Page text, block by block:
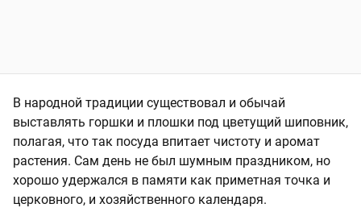
В народной традиции существовал и обычай
выставлять горшки и плошки под цветущий шиповник,
полагая, что так посуда впитает чистоту и аромат
растения. Сам день не был шумным праздником, но
хорошо удержался в памяти как приметная точка и
церковного, и хозяйственного календаря.